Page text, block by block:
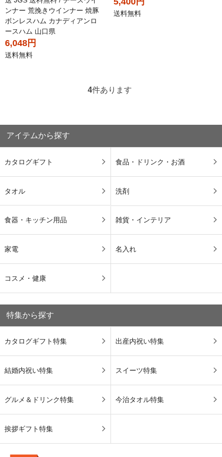
ンナー 荒挽きウインナー 焼豚
ボンレスハム カナディアンロ
ースハム 山口県
6,048円
送料無料
送料無料
4件あります
アイテムから探す
カタログギフト 食品・ドリンク・お酒
タオル 洗剤
食器・キッチン用品 雑貨・インテリア
家電 名入れ
コスメ・健康
特集から探す
カタログギフト特集 出産内祝い特集
結婚内祝い特集 スイーツ特集
グルメ＆ドリンク特集 今治タオル特集
挨拶ギフト特集